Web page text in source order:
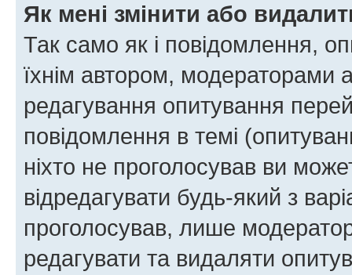
Як мені змінити або
Так само як і повідомлення,
їхнім автором, модераторами
редагування опитування
повідомлення в темі
ніхто не проголосував ви
відредагувати будь-який з
проголосував, лише
редагувати та видаляти